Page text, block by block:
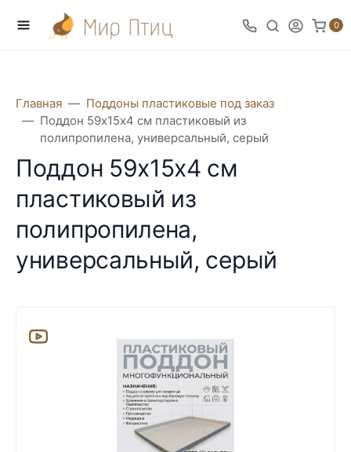
0
Главная
Поддоны пластиковые под заказ
Поддон 59х15х4 см пластиковый из
полипропилена, универсальный, серый
Поддон 59х15х4 см
пластиковый из
полипропилена,
универсальный, серый